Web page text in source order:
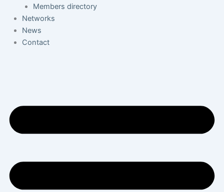
Members directory
Networks
News
Contact